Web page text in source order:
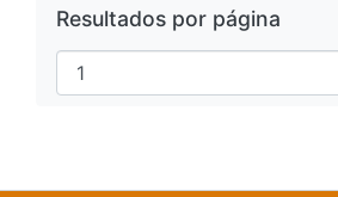
Resultados por página